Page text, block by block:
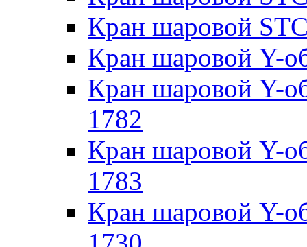
Кран шаровой
Кран шаровой Y-
Кран шаровой Y-
1782
Кран шаровой Y-
1783
Кран шаровой Y-